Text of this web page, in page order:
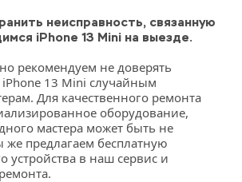
неисправность, связанную
iPhone 13 Mini на выезде.
рекомендуем не доверять
13 Mini случайным
Для качественного ремонта
оборудование,
мастера может быть не
же предлагаем бесплатную
устройства в наш сервис и